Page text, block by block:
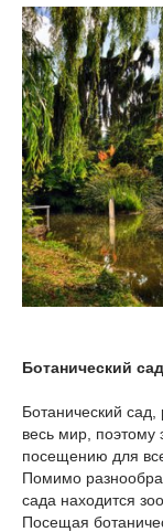
Ботанический сад
Ботанический
весь мир, поэтому
посещению для
Помимо
сада находится
Посещая